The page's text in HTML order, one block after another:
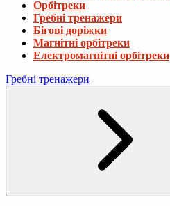
Орбітреки
Гребні тренажери
Бігові доріжки
Магнітні орбітреки
Електромагнітні орбітреки
Гребні тренажери